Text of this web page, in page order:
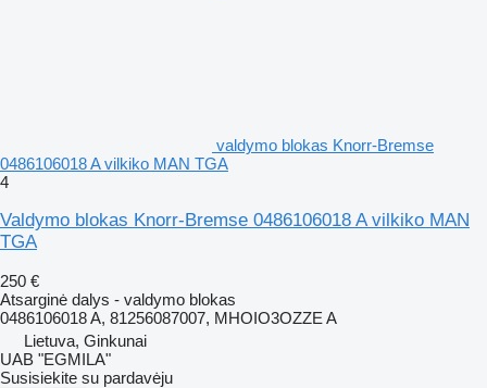
valdymo blokas Knorr-Bremse
0486106018 A vilkiko MAN TGA
4
Valdymo blokas Knorr-Bremse 0486106018 A vilkiko MAN
TGA
250 €
Atsarginė dalys - valdymo blokas
0486106018 A, 81256087007, MHOIO3OZZE A
Lietuva, Ginkunai
UAB "EGMILA"
Susisiekite su pardavėju